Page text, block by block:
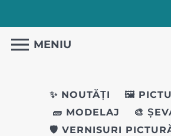
MENIU
✨ NOUTĂȚI 🖼️
🧱 MODELAJ
🎨
🛡️ VERNISURI